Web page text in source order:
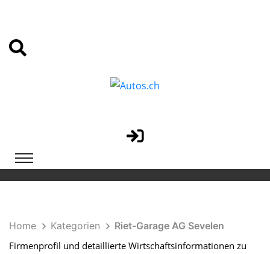
Home Kategorien
Riet-Garage AG Sevelen
Firmenprofil und detaillierte Wirtschaftsinformationen zu